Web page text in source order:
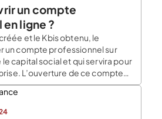
un compte
ligne ?
et le Kbis obtenu, le
un compte professionnel sur
capital social et qui servira pour
L’ouverture de ce compte
doit pas se faire
l’établissement dans lequel le
a été fait, revêt […]